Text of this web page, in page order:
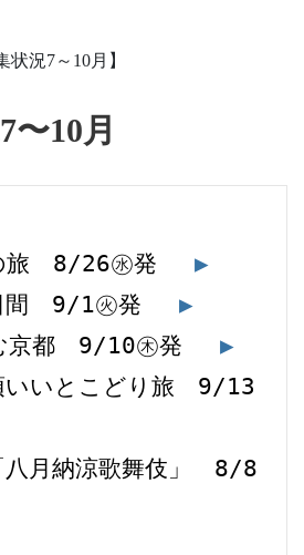
況7～10月】
〜10月
旅　8/26㊌発 ▶
間　9/1㊋発 ▶
京都　9/10㊍発 ▶
いとこどり旅　9/13
月納涼歌舞伎」　8/8